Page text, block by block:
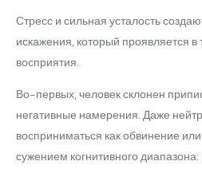
Стресс и сильная усталость
искажения, который проявляется в
восприятия.
Во-первых, человек склонен
негативные намерения. Даже
восприниматься как обвинение
сужением когнитивного диапазона: